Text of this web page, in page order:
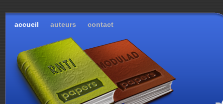
accueil auteurs contact